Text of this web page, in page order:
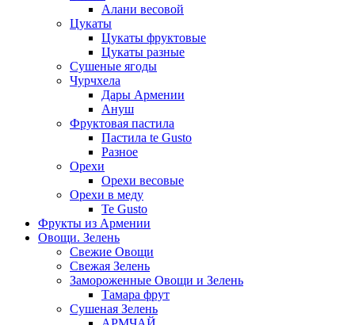
Алани весовой
Цукаты
Цукаты фруктовые
Цукаты разные
Сушеные ягоды
Чурчхела
Дары Армении
Ануш
Фруктовая пастила
Пастила te Gusto
Разное
Орехи
Орехи весовые
Орехи в меду
Te Gusto
Фрукты из Армении
Овощи. Зелень
Свежие Овощи
Свежая Зелень
Замороженные Овощи и Зелень
Тамара фрут
Сушеная Зелень